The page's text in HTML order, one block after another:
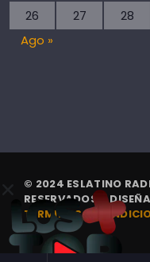
26
27 28
Ago »
© 2024 ESLATINO
RESERVADOS. |
TÉRMINOS Y